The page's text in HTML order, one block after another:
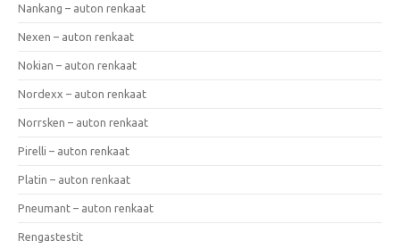
Nankang – auton renkaat
Nexen – auton renkaat
Nokian – auton renkaat
Nordexx – auton renkaat
Norrsken – auton renkaat
Pirelli – auton renkaat
Platin – auton renkaat
Pneumant – auton renkaat
Rengastestit